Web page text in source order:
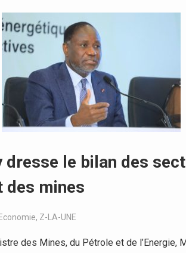
le bilan des
des mines
Economie, Z-LA-UNE
des Mines, du Pétrole et de l’Energie,